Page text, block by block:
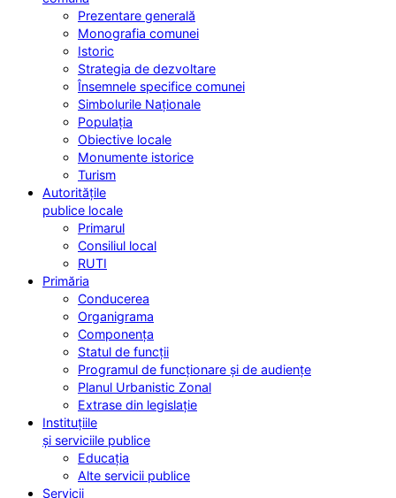
Prezentare generală
Monografia comunei
Istoric
Strategia de dezvoltare
Însemnele specifice comunei
Simbolurile Naționale
Populația
Obiective locale
Monumente istorice
Turism
Autoritățile
publice locale
Primarul
Consiliul local
RUTI
Primăria
Conducerea
Organigrama
Componența
Statul de funcții
Programul de funcționare și de audiențe
Planul Urbanistic Zonal
Extrase din legislație
Instituțiile
și serviciile publice
Educația
Alte servicii publice
Servicii